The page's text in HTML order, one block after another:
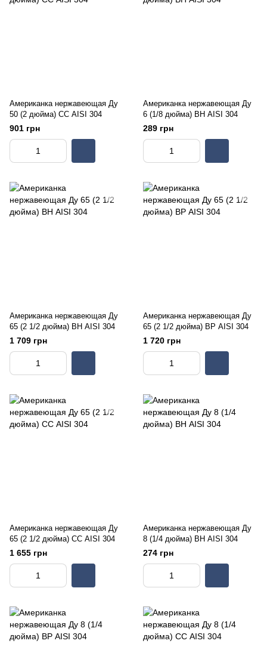
Американка нержавеющая Ду
50 (2 дюйма) СС AISI 304
901 грн
Американка нержавеющая Ду
6 (1/8 дюйма) ВН AISI 304
289 грн
Американка нержавеющая Ду
65 (2 1/2 дюйма) ВН AISI 304
1 709 грн
Американка нержавеющая Ду
65 (2 1/2 дюйма) ВР AISI 304
1 720 грн
Американка нержавеющая Ду
65 (2 1/2 дюйма) СС AISI 304
1 655 грн
Американка нержавеющая Ду
8 (1/4 дюйма) ВН AISI 304
274 грн